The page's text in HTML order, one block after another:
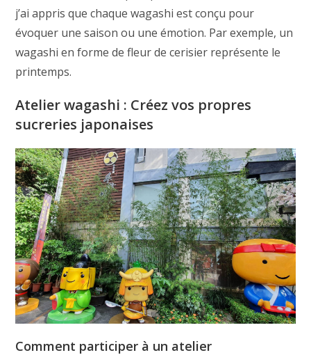
j’ai appris que chaque wagashi est conçu pour
évoquer une saison ou une émotion. Par exemple, un
wagashi en forme de fleur de cerisier représente le
printemps.
Atelier wagashi : Créez vos propres
sucreries japonaises
Comment participer à un atelier